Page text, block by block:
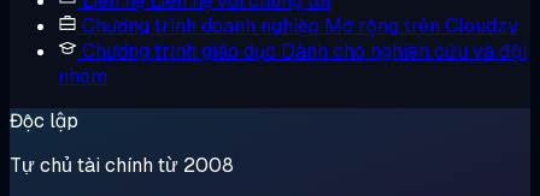
Chương trình doanh nghiệp Mở rộng trên Cloudzy
Chương trình giáo dục Dành cho nghiên cứu và đội
nhóm
Độc lập
Tự chủ tài chính từ 2008